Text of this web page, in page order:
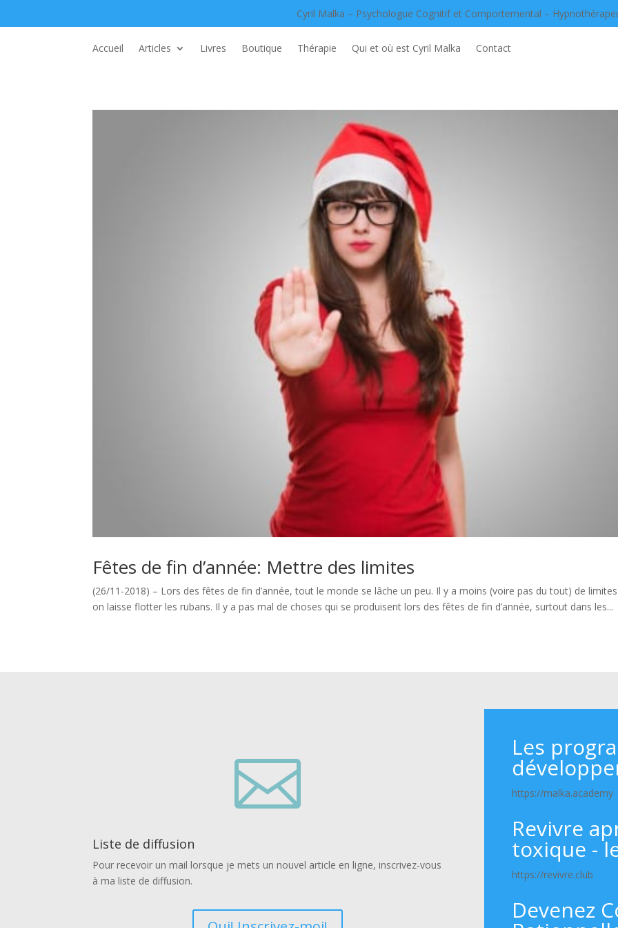
Cyril Malka – Psychologue Cognitif et Comportemental –
Accueil Articles Livres Boutique Thérapie Qui et où est Cyril Malka Contact
Fêtes de fin d’année: Mettre des limites
(26/11-2018) – Lors des fêtes de fin d’année, tout le monde se lâche un peu. Il y a moins (voire pas du tout) de
on laisse flotter les rubans. Il y a pas mal de choses qui se produisent lors des fêtes de fin d’année, surtout dans les...

Liste de diffusion
Pour recevoir un mail lorsque je mets un nouvel article en ligne, inscrivez-vous
à ma liste de diffusion.
Les
https://malka.academy
Revivre
toxique -
https://revivre.club
Devenez